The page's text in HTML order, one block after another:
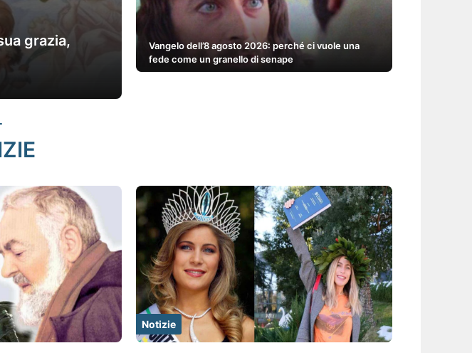
grazia,
Vangelo dell’8 agosto 2026: perché ci vuole una
fede come un granello di senape
Notizie